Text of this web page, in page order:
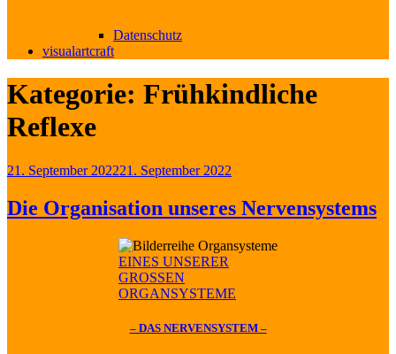
Datenschutz
visualartcraft
Kategorie: Frühkindliche
Reflexe
Veröffentlicht
21. September 202221. September 2022
Die Organisation unseres Nervensystems
EINES UNSERER
GROSSEN
ORGANSYSTEME
– DAS NERVENSYSTEM –